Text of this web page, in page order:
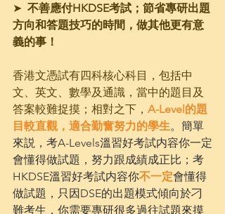
➤ 不善應付HKDSE考試；節省專研出題
方向和答題技巧的時間，做其他更有意
義的事！
香港文憑試有四科核心科目，包括中
文、英文、數學及通識，當中的題目及
答案較難捉摸；相對之下， A-Level的題
目較直觀，適合勤奮努力的學生。簡單
來説，考A-Levels溫習好考試内容你一定
會懂得做試題，努力跟成績成正比；考
HKDSE溫習好考試内容你不一定會懂得
做試題，只因DSE的出題模式傾向於刁
難考生，你需要專研很多過往試題來摸